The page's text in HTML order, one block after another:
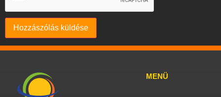
MENÜ